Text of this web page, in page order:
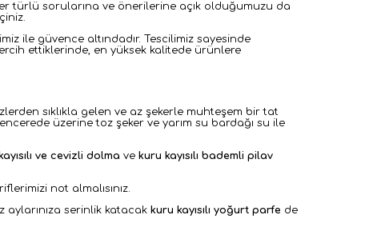
türlü sorularına ve önerilerine açık olduğumuzu da
ile güvence altındadır. Tescilimiz sayesinde
ettiklerinde, en yüksek kalitede ürünlere
sıklıkla gelen ve az şekerle muhteşem bir tat
üzerine toz şeker ve yarım su bardağı su ile
ve cevizli dolma ve kuru kayısılı bademli pilav
not almalısınız.
aylarınıza serinlik katacak kuru kayısılı yoğurt parfe de